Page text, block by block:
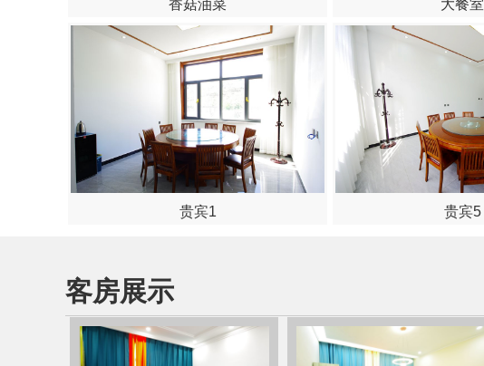
香菇油菜 大餐室
贵宾1 贵宾5
客房展示